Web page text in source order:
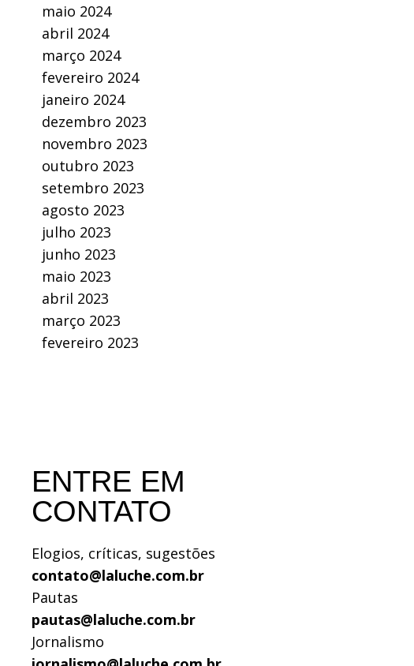
maio 2024
abril 2024
março 2024
fevereiro 2024
janeiro 2024
dezembro 2023
novembro 2023
outubro 2023
setembro 2023
agosto 2023
julho 2023
junho 2023
maio 2023
abril 2023
março 2023
fevereiro 2023
ENTRE EM
CONTATO
Elogios, críticas, sugestões
contato@laluche.com.br
Pautas
pautas@laluche.com.br
Jornalismo